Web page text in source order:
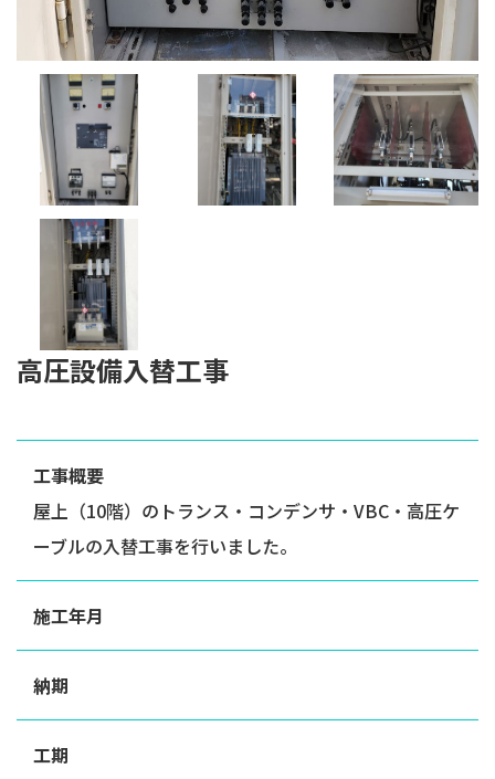
高圧設備入替工事
工事概要
屋上（10階）のトランス・コンデンサ・VBC・高圧ケ
ーブルの入替工事を行いました。
施工年月
納期
工期